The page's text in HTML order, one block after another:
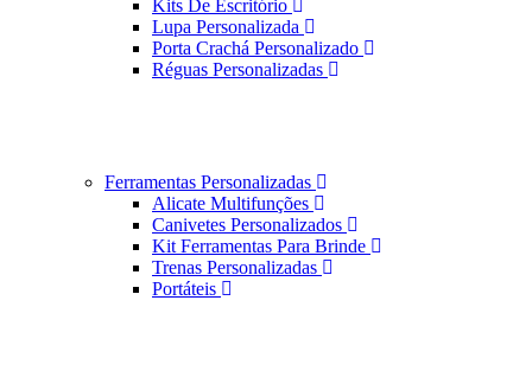
Kits De Escritório
Lupa Personalizada
Porta Crachá Personalizado
Réguas Personalizadas
Ferramentas Personalizadas
Alicate Multifunções
Canivetes Personalizados
Kit Ferramentas Para Brinde
Trenas Personalizadas
Portáteis